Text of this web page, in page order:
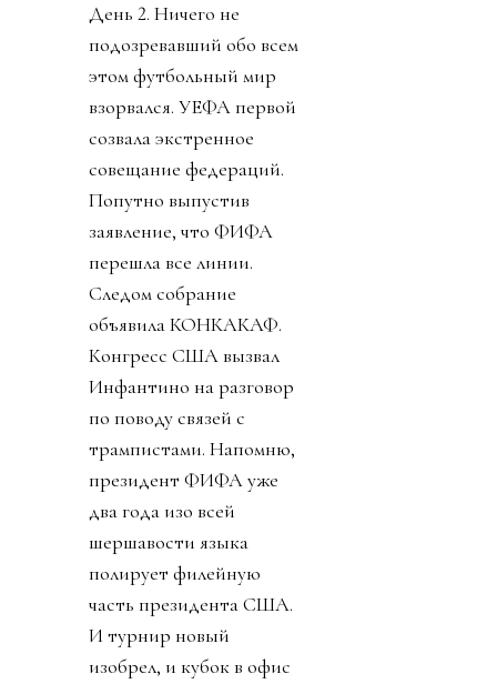
День 2. Ничего не
подозревавший обо всем
этом футбольный мир
взорвался. УЕФА первой
созвала экстренное
совещание федераций.
Попутно выпустив
заявление, что ФИФА
перешла все линии.
Следом собрание
объявила КОНКАКАФ.
Конгресс США вызвал
Инфантино на разговор
по поводу связей с
трампистами. Напомню,
президент ФИФА уже
два года изо всей
шершавости языка
полирует филейную
часть президента США.
И турнир новый
изобрел, и кубок в офис